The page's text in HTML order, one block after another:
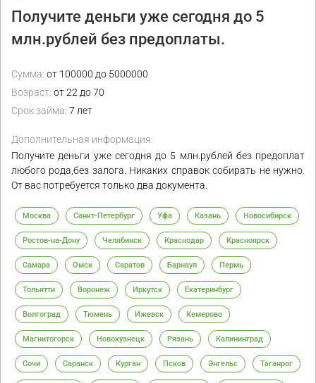
Получите деньги уже сегодня до 5
млн.рублей без предоплаты.
Сумма: от 100000 до 5000000
Возраст: от 22 до 70
Срок займа: 7 лет
Дополнительная информация:
Получите деньги уже сегодня до 5 млн.рублей без предоплат
любого рода,без залога. Никаких справок собирать не нужно.
От вас потребуется только два документа.
Москва Санкт-Петербург Уфа Казань Новосибирск
Ростов-на-Дону Челябинск Краснодар Красноярск
Самара Омск Саратов Барнаул Пермь
Тольятти Воронеж Иркутск Екатеринбург
Волгоград Тюмень Ижевск Кемерово
Магнитогорск Новокузнецк Рязань Калининград
Сочи Саранск Курган Псков Энгельс Таганрог